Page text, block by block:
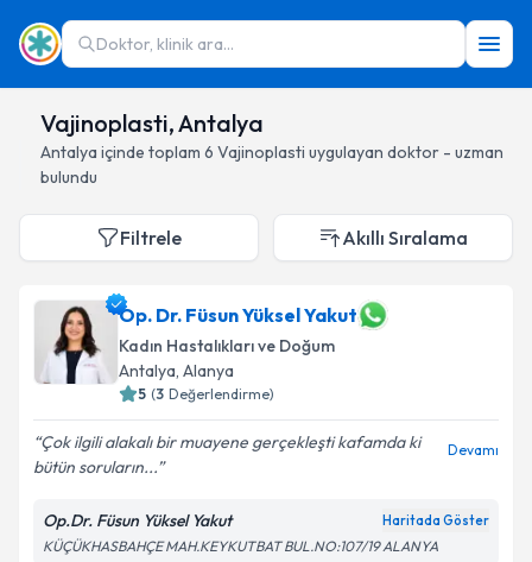
Doktor, klinik ara...
Vajinoplasti, Antalya
Antalya içinde toplam 6 Vajinoplasti uygulayan doktor - uzman
bulundu
Filtrele Akıllı Sıralama
Op. Dr. Füsun Yüksel Yakut
Kadın Hastalıkları ve Doğum
Antalya, Alanya
5 (3 Değerlendirme)
Çok ilgili alakalı bir muayene gerçekleşti kafamda ki
bütün soruların...
Devamı
Op.Dr. Füsun Yüksel Yakut Haritada Göster
KÜÇÜKHASBAHÇE MAH.KEYKUTBAT BUL.NO:107/19 ALANYA